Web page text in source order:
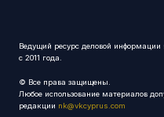
Ведущий ресурс деловой
с 2011 года.
© Все права защищены.
Любое использование материалов
редакции nk@vkcyprus.com